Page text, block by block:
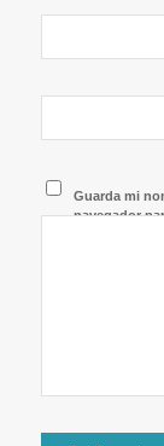
Guarda mi
navegador